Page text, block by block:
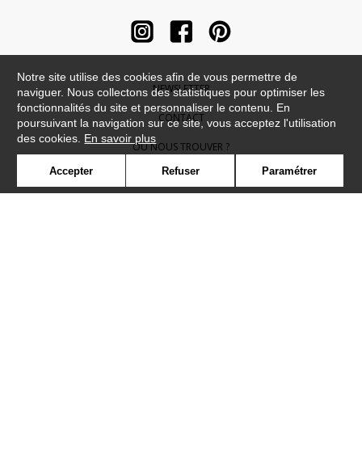
NEWSLETTER
CONTACT
OÙ NOUS TROUVER ?
CONTRACT
Notre site utilise des cookies afin de vous permettre de
naviguer. Nous collectons des statistiques pour optimiser les
fonctionnalités du site et personnaliser le contenu. En
poursuivant la navigation sur ce site, vous acceptez l'utilisation
des cookies. En savoir plus
Accepter Refuser Paramétrer